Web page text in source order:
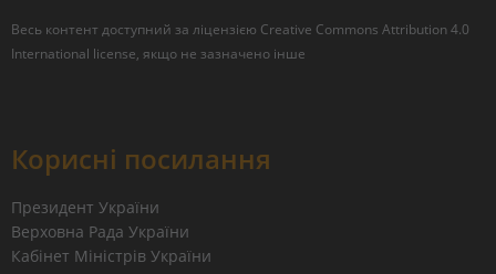
Весь контент доступний за ліцензією Creative Commons Attribution 4.0
International license, якщо не зазначено інше
Корисні посилання
Президент України
Верховна Рада України
Кабінет Міністрів України